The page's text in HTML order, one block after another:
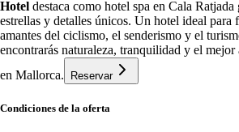
Hotel destaca como hotel spa en Cala Ratjada
estrellas y detalles únicos. Un hotel ideal para
amantes del ciclismo, el senderismo y el
encontrarás naturaleza, tranquilidad y el mejor
en Mallorca.
Reservar
Condiciones de la oferta